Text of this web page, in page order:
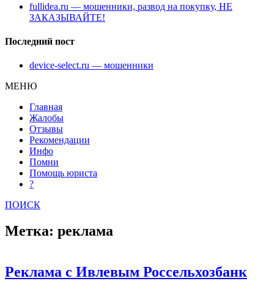
fullidea.ru — мошенники, развод на покупку, НЕ
ЗАКАЗЫВАЙТЕ!
Последний пост
device-select.ru — мошенники
МЕНЮ
Главная
Жалобы
Отзывы
Рекомендации
Инфо
Помни
Помощь юриста
?
ПОИСК
Метка: реклама
Реклама с Ивлевым Россельхозбанк